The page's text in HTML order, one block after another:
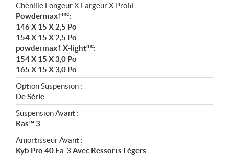
Chenille Longeur X Largeur X Profil :
Powdermax†mc:
146 X 15 X 2,5 Po
154 X 15 X 2,5 Po
powdermax† X-lightmc:
154 X 15 X 3,0 Po
165 X 15 X 3,0 Po
Option Suspension :
De Série
Suspension Avant :
Ras™ 3
Amortisseur Avant :
Kyb Pro 40 Ea-3 Avec Ressorts Légers